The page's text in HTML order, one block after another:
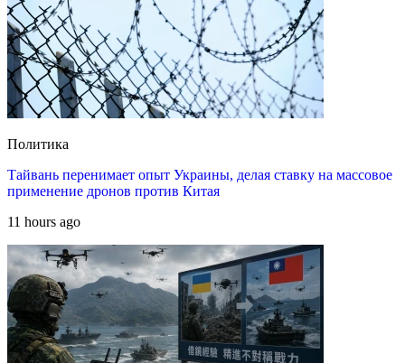
Политика
Тайвань перенимает опыт Украины, делая ставку на массовое
применение дронов против Китая
11 hours ago